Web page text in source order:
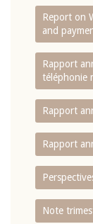
Report on
and
Rapport
téléphonie
Rapport
Rapport
Note